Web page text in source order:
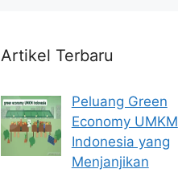
Artikel Terbaru
Peluang Green
Economy UMKM
Indonesia yang
Menjanjikan